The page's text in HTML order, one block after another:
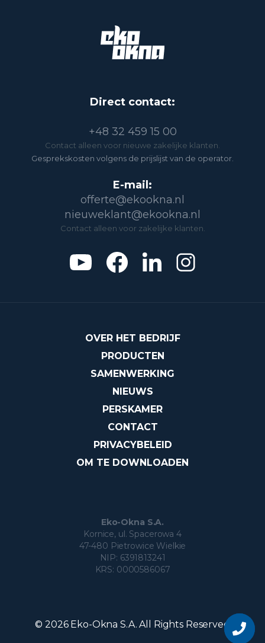
Direct contact:
+48 32 459 15 00
Contact alleen voor nieuwe zakelijke klanten.
Gesprekskosten volgens de prijslijst van de operator.
E-mail:
offerte@ekookna.nl
nieuweklant@ekookna.nl
Contact alleen voor zakelijke klanten.
OVER HET BEDRIJF
PRODUCTEN
SAMENWERKING
NIEUWS
PERSKAMER
CONTACT
PRIVACYBELEID
OM TE DOWNLOADEN
Eko-Okna S.A.
Kornice, ul. Spacerowa 4
47-480 Pietrowice Wielkie
NIP: 6391813241
KRS: 0000586067
© 2026 Eko-Okna S.A. All Rights Reserved
Vraag
over
het